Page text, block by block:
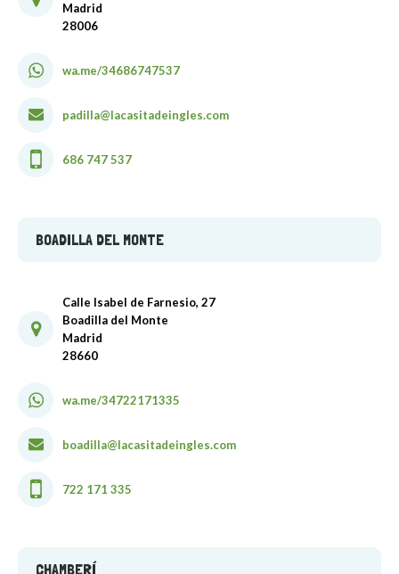
Madrid
28006
wa.me/34686747537
padilla@lacasitadeingles.com
686 747 537
BOADILLA DEL MONTE
Calle Isabel de Farnesio, 27
Boadilla del Monte
Madrid
28660
wa.me/34722171335
boadilla@lacasitadeingles.com
722 171 335
CHAMBERÍ